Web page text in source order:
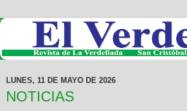
LUNES, 11 DE MAYO DE 2026
NOTICIAS